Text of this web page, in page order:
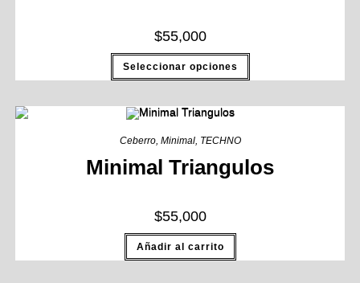
$55,000
Seleccionar opciones
Ceberro, Minimal, TECHNO
Minimal Triangulos
$55,000
Añadir al carrito